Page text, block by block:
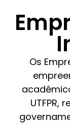
Os
UTFPR,